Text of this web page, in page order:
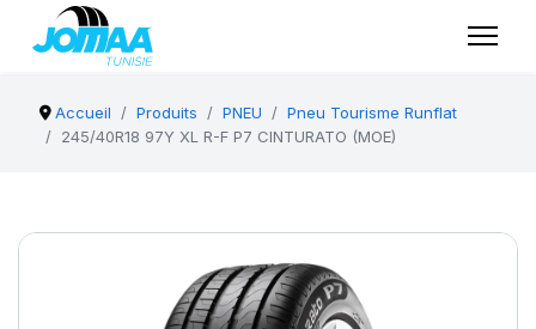
Accueil Produits PNEU
Pneu Tourisme Runflat
245/40R18 97Y XL R-F P7 CINTURATO (MOE)